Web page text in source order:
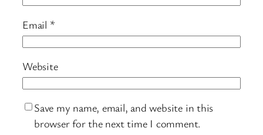
Email *
Website
Save my name, email, and website in this
browser for the next time I comment.